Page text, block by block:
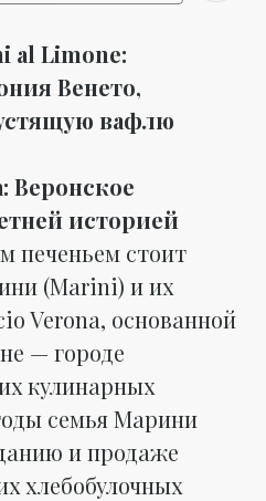
al Limone:
Венето,
вафлю
Веронское
историей
печеньем стоит
(Marini) и их
Verona, основанной
— городе
кулинарных
семья Марини
и продаже
хлебобулочных